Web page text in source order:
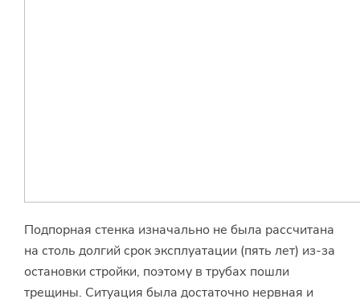
Подпорная стенка изначально не была рассчитана
на столь долгий срок эксплуатации (пять лет) из-за
остановки стройки, поэтому в трубах пошли
трещины. Ситуация была достаточно нервная и